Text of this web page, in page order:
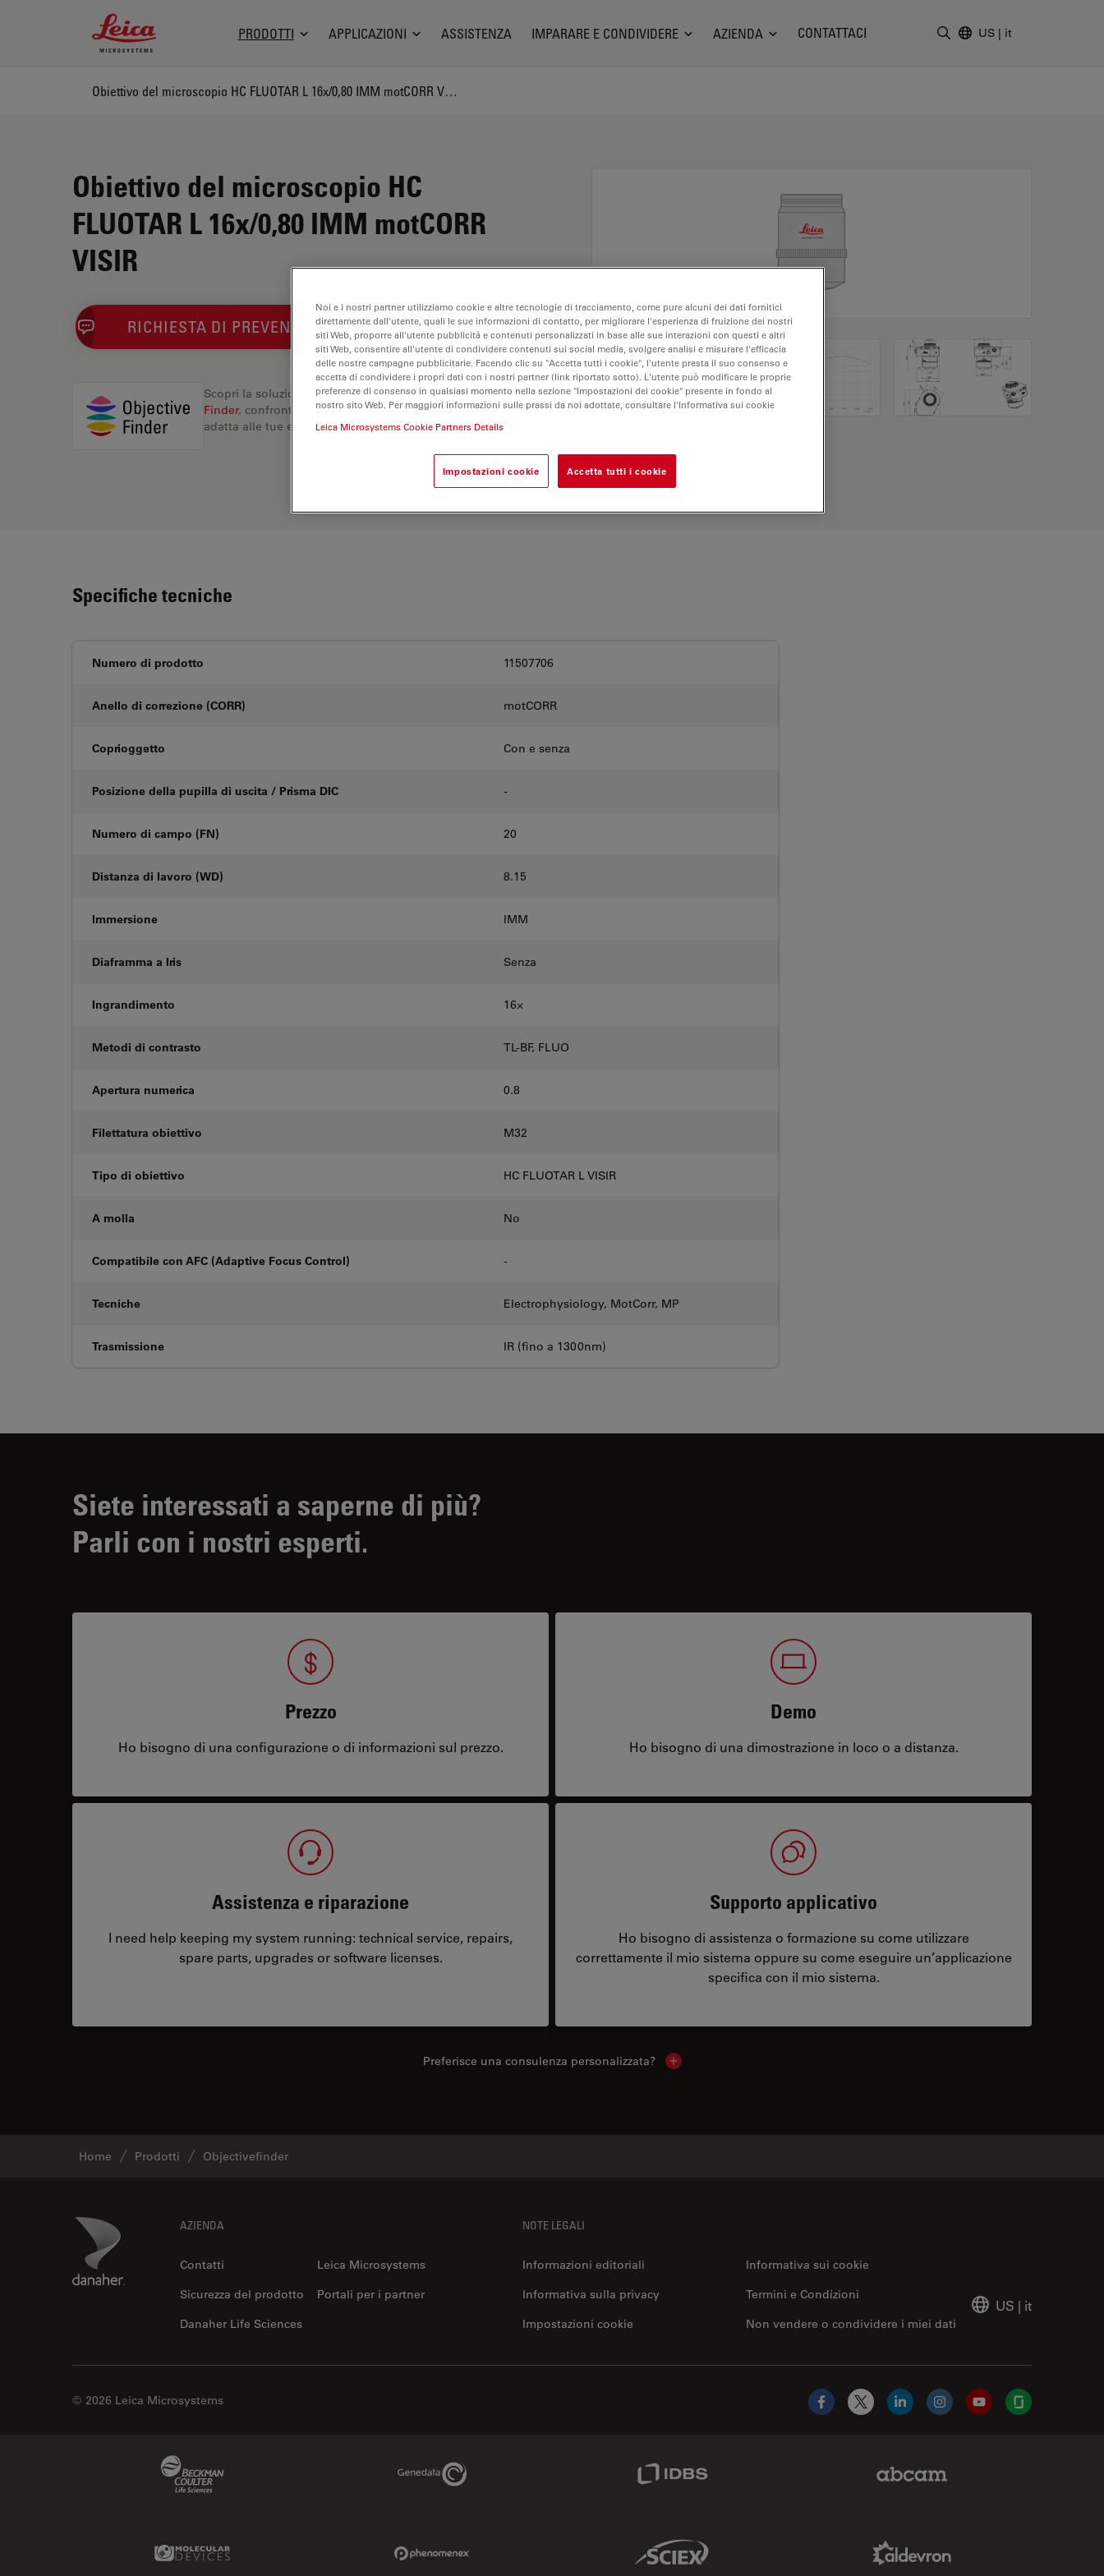
Leica Microsystems Logo
PRODOTTI APPLICAZIONI ASSISTENZA IMPARARE E CONDIVIDERE AZIENDA CONTATTACI US | it
Obiettivo del microscopio HC FLUOTAR L 16x/0,80 IMM motCORR VISIR
Obiettivo del microscopio HC
FLUOTAR L 16x/0,80 IMM motCORR
VISIR
RICHIESTA DI PREVENTIVO
Scopri la soluzione perfetta. Esplora il nostroObjective
Finder, confronta le alternative e trova l’opzione più
adatta alle tue esigenze.
Specifiche tecniche
Numero di prodotto 11507706
Anello di correzione (CORR) motCORR
Coprioggetto Con e senza
Posizione della pupilla di uscita / Prisma DIC -
Numero di campo (FN) 20
Distanza di lavoro (WD) 8.15
Immersione IMM
Diaframma a Iris Senza
Ingrandimento 16⨉
Metodi di contrasto TL-BF, FLUO
Apertura numerica 0.8
Filettatura obiettivo M32
Tipo di obiettivo HC FLUOTAR L VISIR
A molla No
Compatibile con AFC (Adaptive Focus Control) -
Tecniche Electrophysiology, MotCorr, MP
Trasmissione IR (fino a 1300nm)
Siete interessati a saperne di più?
Parli con i nostri esperti.
Prezzo
Ho bisogno di una configurazione o di informazioni sul prezzo.
Demo
Ho bisogno di una dimostrazione in loco o a distanza.
Assistenza e riparazione
I need help keeping my system running: technical service, repairs,
spare parts, upgrades or software licenses.
Supporto applicativo
Ho bisogno di assistenza o formazione su come utilizzare
correttamente il mio sistema oppure su come eseguire un’applicazione
specifica con il mio sistema.
Preferisce una consulenza personalizzata? Show local contacts
Home Prodotti Objectivefinder
Danaher Logo AZIENDA
Contatti
Leica Microsystems
Sicurezza del prodotto
Portali per i partner
Danaher Life Sciences
NOTE LEGALI
Informazioni editoriali
Informativa sui cookie
Informativa sulla privacy
Non vendere o condividere i miei dati
Termini e Condizioni
Impostazioni cookie
US | it
© 2026 Leica Microsystems
Facebook
X LinkedInInstagramYouTubeGlassdoor
Genedata Link
Molecular Devices Link Sciex Link
Noi e i nostri partner utilizziamo cookie e altre tecnologie di tracciamento, come pure alcuni dei dati fornitici
direttamente dall'utente, quali le sue informazioni di contatto, per migliorare l'esperienza di fruizione dei nostri
siti Web, proporre all'utente pubblicità e contenuti personalizzati in base alle sue interazioni con questi e altri
siti Web, consentire all'utente di condividere contenuti sui social media, svolgere analisi e misurare l'efficacia
delle nostre campagne pubblicitarie. Facendo clic su "Accetta tutti i cookie", l'utente presta il suo consenso e
accetta di condividere i propri dati con i nostri partner (link riportato sotto). L'utente può modificare le proprie
preferenze di consenso in qualsiasi momento nella sezione "Impostazioni dei cookie" presente in fondo al
nostro sito Web. Per maggiori informazioni sulle prassi da noi adottate, consultare l'Informativa sui cookie
Leica Microsystems Cookie Partners Details
Impostazioni cookie Accetta tutti i cookie